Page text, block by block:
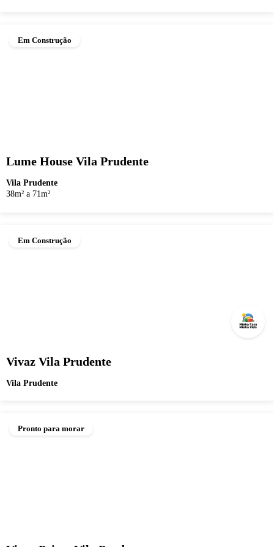
Em Construção
Lume House Vila Prudente
Vila Prudente
38m² a 71m²
Em Construção
Vivaz Vila Prudente
Vila Prudente
Pronto para morar